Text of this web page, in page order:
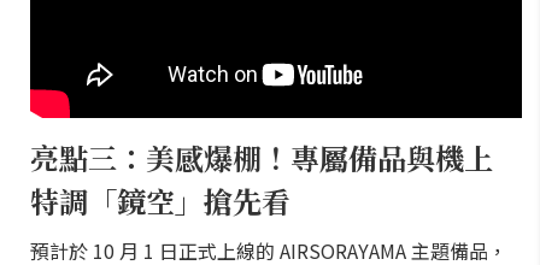
亮點三：美感爆棚！專屬備品與機上
特調「鏡空」搶先看
預計於 10 月 1 日正式上線的 AIRSORAYAMA 主題備品，